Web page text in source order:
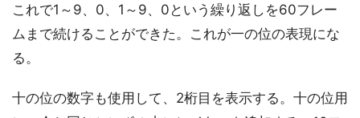
これで1～9、0、1～9、0という繰り返しを60フレー
ムまで続けることができた。これが一の位の表現にな
る。
十の位の数字も使用して、2桁目を表示する。十の位用